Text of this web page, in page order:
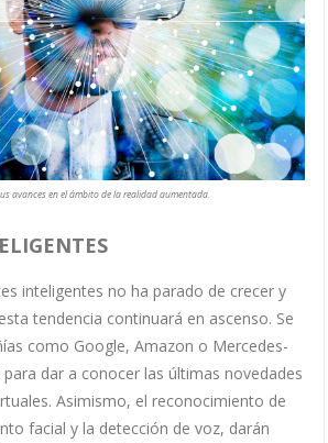
avances en el ámbito de la realidad aumentada.
inteligentes no ha parado de crecer y
tendencia continuará en ascenso. Se
como Google, Amazon o Mercedes-
para dar a conocer las últimas novedades
Asimismo, el reconocimiento de
facial y la detección de voz, darán